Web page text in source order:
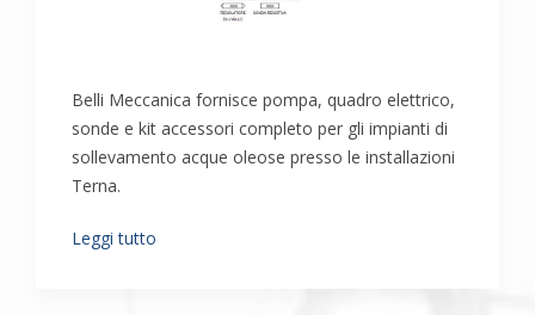
Belli Meccanica fornisce pompa, quadro elettrico,
sonde e kit accessori completo per gli impianti di
sollevamento acque oleose presso le installazioni
Terna.
Leggi tutto